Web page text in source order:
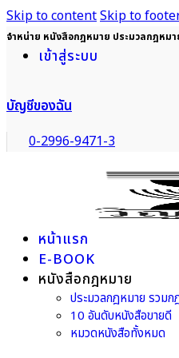
Skip to contentSkip to
จำหน่าย หนังสือกฎหมาย ประมวลกฎหม
เข้าสู่ระบบ
บัญชีของฉัน
0-2996-9471-3
หน้าแรก
E-BOOK
หนังสือกฎหมาย
ประมวลกฎหมาย รวมก
10 อันดับหนังสือขายดี
หมวดหนังสือทั้งหมด